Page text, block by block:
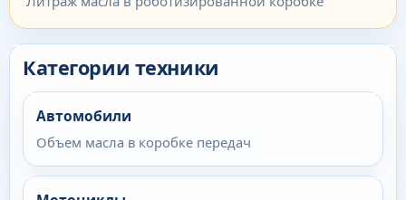
Категории техники
Автомобили
Объем масла в коробке передач